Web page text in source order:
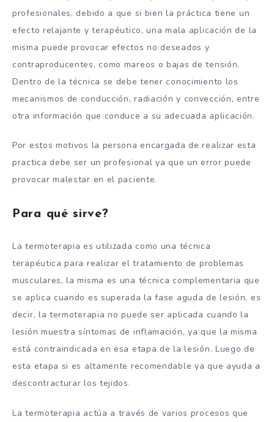
profesionales, debido a que si bien la práctica tiene un
efecto relajante y terapéutico, una mala aplicación de la
misma puede provocar efectos no deseados y
contraproducentes, como mareos o bajas de tensión.
Dentro de la técnica se debe tener conocimiento los
mecanismos de conducción, radiación y convección, entre
otra información que conduce a su adecuada aplicación.
Por estos motivos la persona encargada de realizar esta
practica debe ser un profesional ya que un error puede
provocar malestar en el paciente.
Para qué sirve?
La termoterapia es utilizada como una técnica
terapéutica para realizar el tratamiento de problemas
musculares, la misma es una técnica complementaria que
se aplica cuando es superada la fase aguda de lesión, es
decir, la termoterapia no puede ser aplicada cuando la
lesión muestra síntomas de inflamación, ya que la misma
está contraindicada en esa etapa de la lesión. Luego de
esta etapa si es altamente recomendable ya que ayuda a
descontracturar los tejidos.
La termoterapia actúa a través de varios procesos que